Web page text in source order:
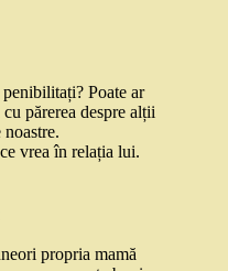
Poate ar
părerea despre alții
vrea în relația lui.
propria mamă